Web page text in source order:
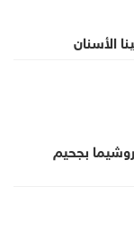
الأسنان
بجحيم